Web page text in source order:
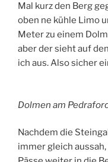
Mal kurz den Berg
oben ne kühle Limo
Meter zu einem
aber der sieht auf
ich aus. Also sicher
Dolmen am
Nachdem die
immer gleich